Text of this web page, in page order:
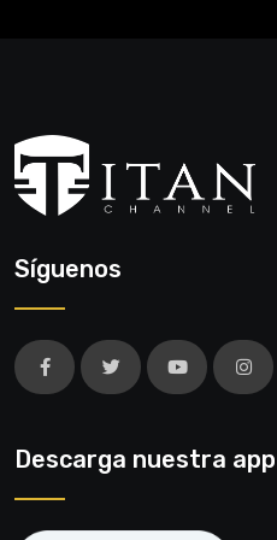
Síguenos
Descarga nuestra app